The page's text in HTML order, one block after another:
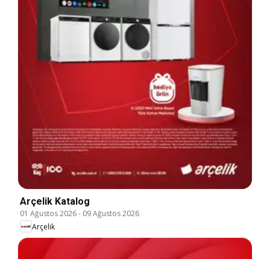
Arçelik Katalog
01 Ağustos 2026- 09 Ağustos 2026
Arçelik